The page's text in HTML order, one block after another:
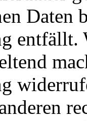
entfällt.